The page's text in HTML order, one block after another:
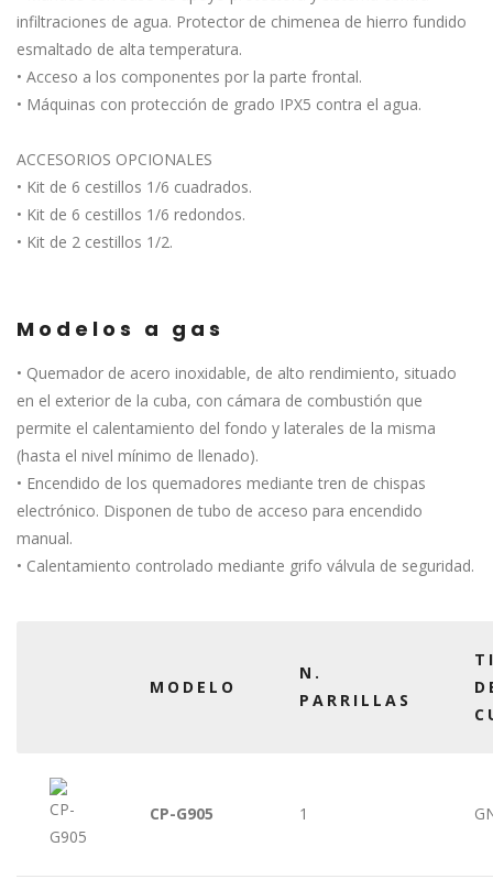
infiltraciones de agua. Protector de chimenea de hierro fundido
esmaltado de alta temperatura.
• Acceso a los componentes por la parte frontal.
• Máquinas con protección de grado IPX5 contra el agua.
ACCESORIOS OPCIONALES
• Kit de 6 cestillos 1/6 cuadrados.
• Kit de 6 cestillos 1/6 redondos.
• Kit de 2 cestillos 1/2.
Modelos a gas
• Quemador de acero inoxidable, de alto rendimiento, situado
en el exterior de la cuba, con cámara de combustión que
permite el calentamiento del fondo y laterales de la misma
(hasta el nivel mínimo de llenado).
• Encendido de los quemadores mediante tren de chispas
electrónico. Disponen de tubo de acceso para encendido
manual.
• Calentamiento controlado mediante grifo válvula de seguridad.
MODELO
N.
PARRILLAS
CP-G905 1